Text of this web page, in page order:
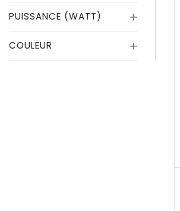
PUISSANCE (WATT)
COULEUR